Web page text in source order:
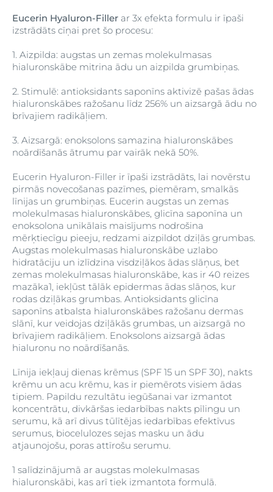
Eucerin Hyaluron-Filler ar 3x efekta formulu ir īpaši
izstrādāts cīņai pret šo procesu:
1. Aizpilda: augstas un zemas molekulmasas
hialuronskābe mitrina ādu un aizpilda grumbiņas.
2. Stimulē: antioksidants saponīns aktivizē pašas ādas
hialuronskābes ražošanu līdz 256% un aizsargā ādu no
brīvajiem radikāļiem.
3. Aizsargā: enoksolons samazina hialuronskābes
noārdīšanās ātrumu par vairāk nekā 50%.
Eucerin Hyaluron-Filler ir īpaši izstrādāts, lai novērstu
pirmās novecošanas pazīmes, piemēram, smalkās
līnijas un grumbiņas. Eucerin augstas un zemas
molekulmasas hialuronskābes, glicīna saponīna un
enoksolona unikālais maisījums nodrošina
mērķtiecīgu pieeju, redzami aizpildot dziļās grumbas.
Augstas molekulmasas hialuronskābe uzlabo
hidratāciju un izlīdzina visdziļākos ādas slāņus, bet
zemas molekulmasas hialuronskābe, kas ir 40 reizes
mazāka1, iekļūst tālāk epidermas ādas slāņos, kur
rodas dziļākas grumbas. Antioksidants glicīna
saponīns atbalsta hialuronskābes ražošanu dermas
slānī, kur veidojas dziļākās grumbas, un aizsargā no
brīvajiem radikāļiem. Enoksolons aizsargā ādas
hialuronu no noārdīšanās.
Līnija iekļauj dienas krēmus (SPF 15 un SPF 30), nakts
krēmu un acu krēmu, kas ir piemērots visiem ādas
tipiem. Papildu rezultātu iegūšanai var izmantot
koncentrātu, divkāršas iedarbības nakts pīlingu un
serumu, kā arī divus tūlītējas iedarbības efektīvus
serumus, biocelulozes sejas masku un ādu
atjaunojošu, poras attīrošu serumu.
1 salīdzinājumā ar augstas molekulmasas
hialuronskābi, kas arī tiek izmantota formulā.